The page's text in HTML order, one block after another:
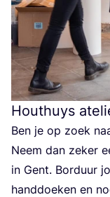
Houthuys
Ben je op zoek
Neem dan zeker
in Gent. Bor­duur
hand­doe­ken en